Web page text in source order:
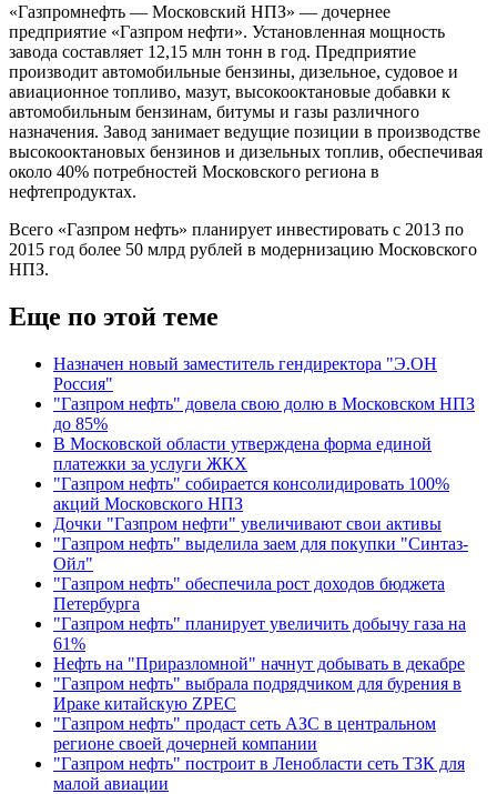
«Газпромнефть — Московский НПЗ» — дочернее
предприятие «Газпром нефти». Установленная мощность
завода составляет 12,15 млн тонн в год. Предприятие
производит автомобильные бензины, дизельное, судовое и
авиационное топливо, мазут, высокооктановые добавки к
автомобильным бензинам, битумы и газы различного
назначения. Завод занимает ведущие позиции в производстве
высокооктановых бензинов и дизельных топлив, обеспечивая
около 40% потребностей Московского региона в
нефтепродуктах.
Всего «Газпром нефть» планирует инвестировать с 2013 по
2015 год более 50 млрд рублей в модернизацию Московского
НПЗ.
Еще по этой теме
Назначен новый заместитель гендиректора "Э.ОН
Россия"
"Газпром нефть" довела свою долю в Московском НПЗ
до 85%
В Московской области утверждена форма единой
платежки за услуги ЖКХ
"Газпром нефть" собирается консолидировать 100%
акций Московского НПЗ
Дочки "Газпром нефти" увеличивают свои активы
"Газпром нефть" выделила заем для покупки "Синтаз-
Ойл"
"Газпром нефть" обеспечила рост доходов бюджета
Петербурга
"Газпром нефть" планирует увеличить добычу газа на
61%
Нефть на "Приразломной" начнут добывать в декабре
"Газпром нефть" выбрала подрядчиком для бурения в
Ираке китайскую ZPEC
"Газпром нефть" продаст сеть АЗС в центральном
регионе своей дочерней компании
"Газпром нефть" построит в Ленобласти сеть ТЗК для
малой авиации